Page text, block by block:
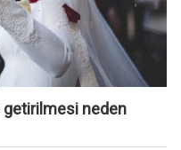
getirilmesi neden